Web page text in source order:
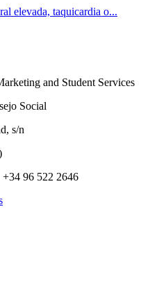
elevada, taquicardia o...
and Student Services
Social
s/n
96 522 2646